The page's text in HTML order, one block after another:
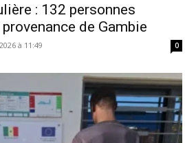
: 132 personnes
de Gambie
à 11:49 0